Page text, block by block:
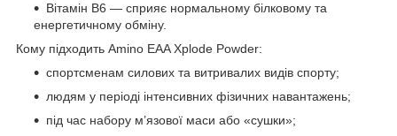
Вітамін B6 — сприяє нормальному білковому та
енергетичному обміну.
Кому підходить Amino EAA Xplode Powder:
спортсменам силових та витривалих видів спорту;
людям у періоді інтенсивних фізичних навантажень;
під час набору м’язової маси або «сушки»;